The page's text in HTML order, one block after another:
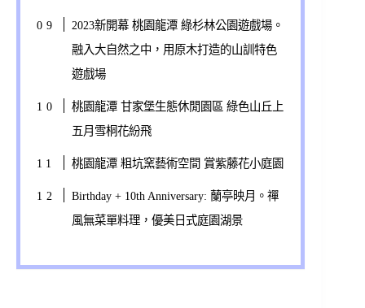
2023新開幕 桃園龍潭 綠杉林公園遊戲場。
融入大自然之中，用原木打造的山訓特色
遊戲場
桃園龍潭 甘家堡生態休閒園區 綠色山丘上
五月雪桐花紛飛
桃園龍潭 粗坑窯藝術空間 賞紫藤花小庭園
Birthday + 10th Anniversary: 蘭亭映月。禪
風無菜單料理，優美日式庭園湖景